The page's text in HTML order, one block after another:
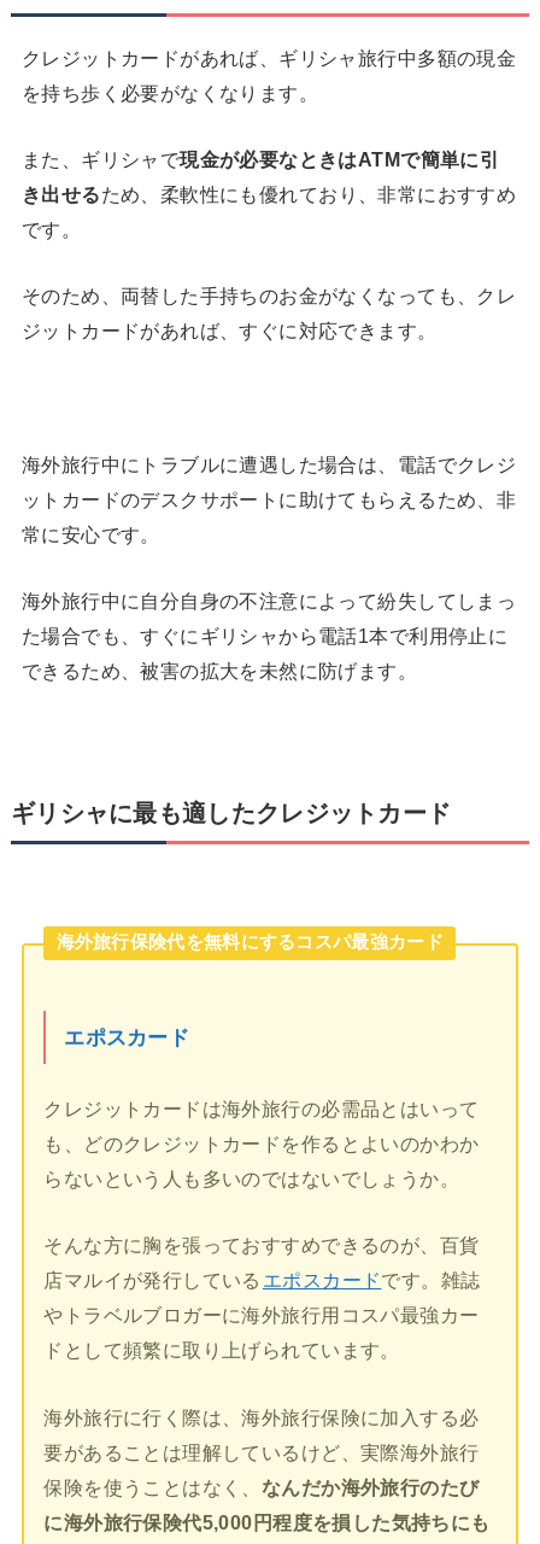
クレジットカードがあれば、ギリシャ旅行中多額の現金
を持ち歩く必要がなくなります。
また、ギリシャで現金が必要なときはATMで簡単に引
き出せるため、柔軟性にも優れており、非常におすすめ
です。
そのため、両替した手持ちのお金がなくなっても、クレ
ジットカードがあれば、すぐに対応できます。
海外旅行中にトラブルに遭遇した場合は、電話でクレジ
ットカードのデスクサポートに助けてもらえるため、非
常に安心です。
海外旅行中に自分自身の不注意によって紛失してしまっ
た場合でも、すぐにギリシャから電話1本で利用停止に
できるため、被害の拡大を未然に防げます。
ギリシャに最も適したクレジットカード
海外旅行保険代を無料にするコスパ最強カード
エポスカード
クレジットカードは海外旅行の必需品とはいって
も、どのクレジットカードを作るとよいのかわか
らないという人も多いのではないでしょうか。
そんな方に胸を張っておすすめできるのが、百貨
店マルイが発行している エポスカードです。雑誌
やトラベルブロガーに海外旅行用コスパ最強カー
ドとして頻繁に取り上げられています。
海外旅行に行く際は、海外旅行保険に加入する必
要があることは理解しているけど、実際海外旅行
保険を使うことはなく、 なんだか海外旅行のたび
に海外旅行保険代5,000円程度を損した気持ちにも